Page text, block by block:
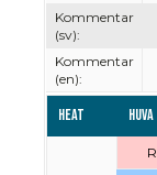
Kommentar
(sv):
Kommentar
(en):
Heat Huva
R